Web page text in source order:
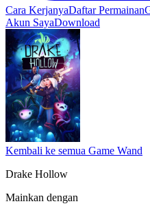
Cara KerjanyaDaftar Permainan
Akun SayaDownload
Kembali ke semua Game Wand
Drake Hollow
Mainkan dengan